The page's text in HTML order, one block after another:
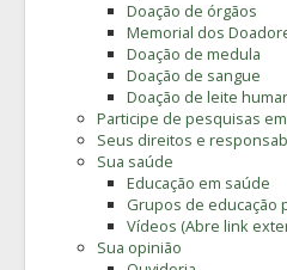
Doação de órgãos
Memorial dos
Doação de medula
Doação de sangue
Doação de leite
Participe de pesquisas
Seus direitos e
Sua saúde
Educação em saúde
Grupos de educação
Vídeos (Abre link
Sua opinião